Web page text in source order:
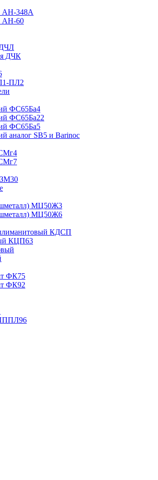
АН-348А
АН-60
ДЧЛ
ДЧК
ПЛ2
ФС65Ба4
ФС65Ба22
ФС65Ба5
аналог SB5 и Barinoc
МЦ50Ж3
МЦ50Ж6
КДСП
КЦП63
ФК75
ФК92